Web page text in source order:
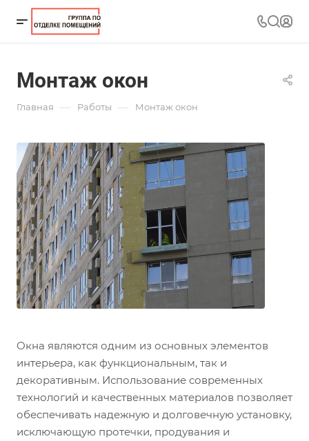
Монтаж окон
Главная — Работы — Монтаж окон
Окна являются одним из основных элементов
интерьера, как функциональным, так и
декоративным. Использование современных
технологий и качественных материалов позволяет
обеспечивать надежную и долговечную установку,
исключающую протечки, продувания и